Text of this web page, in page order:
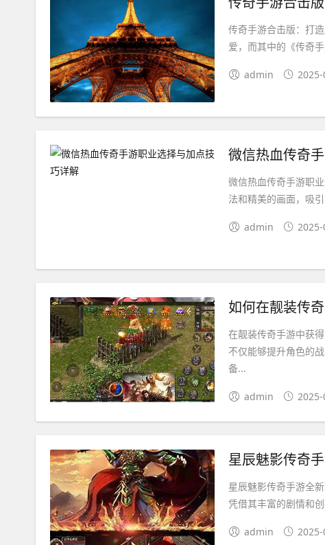
传奇手游合击版：打
爱，而其中的《传奇
admin
微信热血传奇
微信热血传奇手游职
法和精美的画面，吸
admin
如何在靓装传
在靓装传奇手游中获
不仅能够提升角色的
备...
admin
星辰魅影传奇
星辰魅影传奇手游全
凭借其丰富的剧情和
admin